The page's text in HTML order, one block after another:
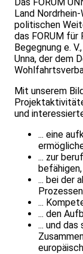
Land
politischen
das FORUM
Begegnung e.
Unna, der dem
Mit unserem
und
... eine
... zur
befähigen,
... bei der
...
... den
... und